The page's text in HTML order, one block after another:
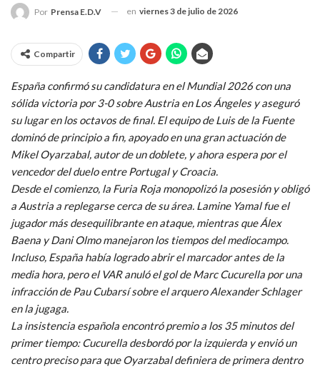
Por Prensa E.D.V en viernes 3 de julio de 2026
Compartir
España confirmó su candidatura en el Mundial 2026 con una
sólida victoria por 3-0 sobre Austria en Los Ángeles y aseguró
su lugar en los octavos de final. El equipo de Luis de la Fuente
dominó de principio a fin, apoyado en una gran actuación de
Mikel Oyarzabal, autor de un doblete, y ahora espera por el
vencedor del duelo entre Portugal y Croacia.
Desde el comienzo, la Furia Roja monopolizó la posesión y obligó
a Austria a replegarse cerca de su área. Lamine Yamal fue el
jugador más desequilibrante en ataque, mientras que Álex
Baena y Dani Olmo manejaron los tiempos del mediocampo.
Incluso, España había logrado abrir el marcador antes de la
media hora, pero el VAR anuló el gol de Marc Cucurella por una
infracción de Pau Cubarsí sobre el arquero Alexander Schlager
en la jugaga.
La insistencia española encontró premio a los 35 minutos del
primer tiempo: Cucurella desbordó por la izquierda y envió un
centro preciso para que Oyarzabal definiera de primera dentro